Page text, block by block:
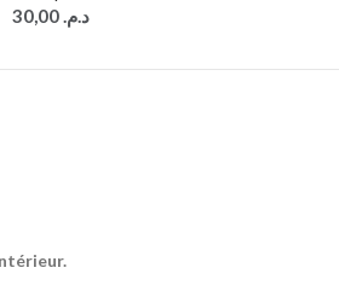
د.م. 30,00